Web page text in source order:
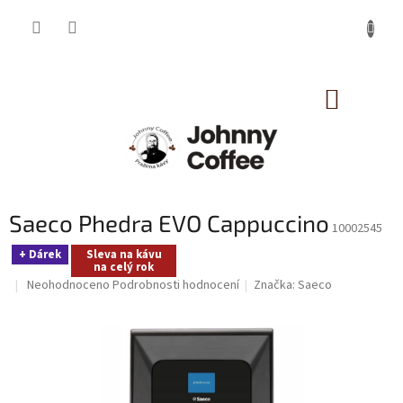
Saeco Phedra EVO Cappuccino 10002545
+ Dárek Sleva na kávu
na celý rok
Průměrné
Neohodnoceno Podrobnosti hodnocení Značka:Saeco